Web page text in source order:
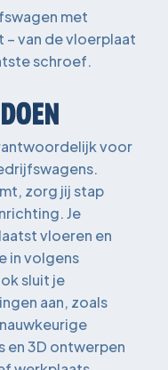
met
van de vloerplaat
schroef.
voor
zorg jij stap
Je
vloeren en
in volgens
sluit je
aan, zoals
en 3D ontwerpen